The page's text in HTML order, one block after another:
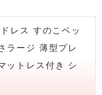
レス すのこベッ
ラージ 薄型プレ
ットレス付き シ